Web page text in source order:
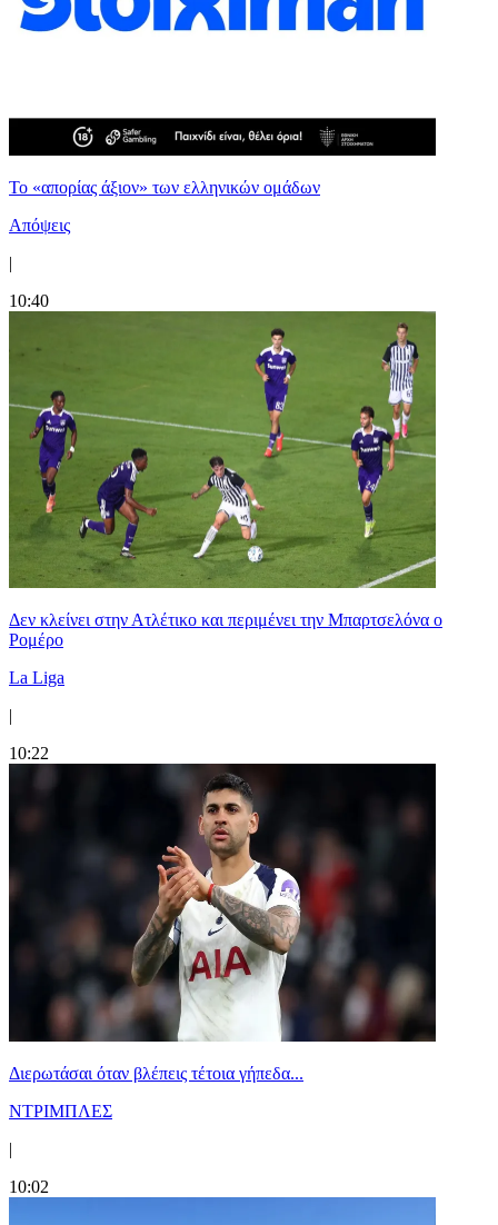
Το «απορίας άξιον» των ελληνικών ομάδων
Απόψεις
|
10:40
Δεν κλείνει στην Ατλέτικο και περιμένει την Μπαρτσελόνα ο
Ρομέρο
La Liga
|
10:22
Διερωτάσαι όταν βλέπεις τέτοια γήπεδα...
ΝΤΡΙΜΠΛΕΣ
|
10:02